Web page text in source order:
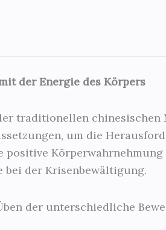
der Energie des Körpers
traditionellen chinesischen
um die
positive
bei der Krisenbewältigung.
der unterschiedliche